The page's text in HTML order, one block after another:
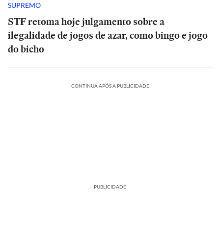
SUPREMO
STF retoma hoje julgamento sobre a
ilegalidade de jogos de azar, como bingo e jogo
do bicho
CONTINUA APÓS A PUBLICIDADE
PUBLICIDADE